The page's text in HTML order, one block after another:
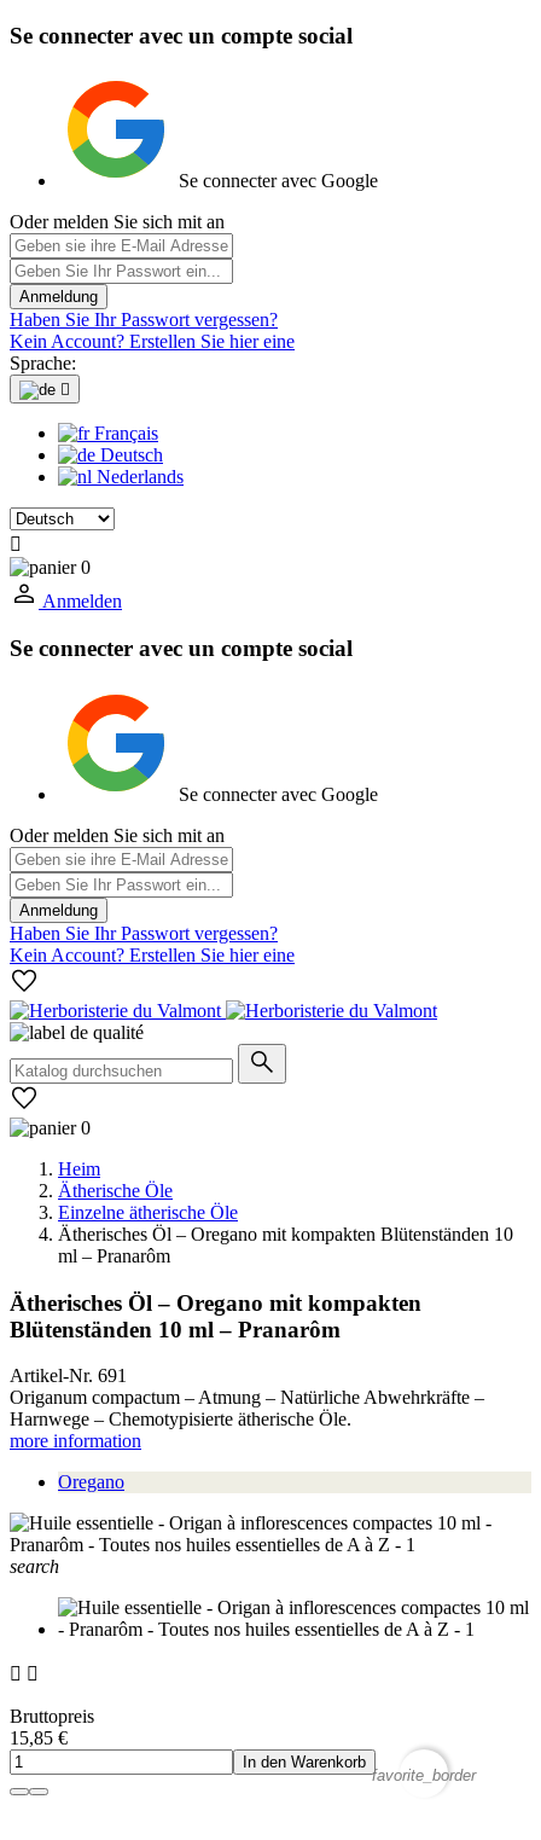
Se connecter avec un compte social
Se connecter avec Google
Oder melden Sie sich mit an
Anmeldung
Haben Sie Ihr Passwort vergessen?
Kein Account? Erstellen Sie hier eine
Sprache:

Français
Deutsch
Nederlands

0
Anmelden
Se connecter avec un compte social
Se connecter avec Google
Oder melden Sie sich mit an
Anmeldung
Haben Sie Ihr Passwort vergessen?
Kein Account? Erstellen Sie hier eine
0
Heim
Ätherische Öle
Einzelne ätherische Öle
Ätherisches Öl – Oregano mit kompakten Blütenständen 10
ml – Pranarôm
Ätherisches Öl – Oregano mit kompakten
Blütenständen 10 ml – Pranarôm
Artikel-Nr. 691
Origanum compactum – Atmung – Natürliche Abwehrkräfte –
Harnwege – Chemotypisierte ätherische Öle.
more information
Oregano
search
 
Bruttopreis
15,85 €
In den Warenkorb
favorite_border